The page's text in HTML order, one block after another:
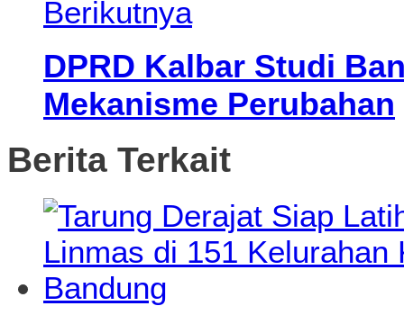
Berikutnya
DPRD Kalbar Studi
Mekanisme Perubahan
Berita Terkait